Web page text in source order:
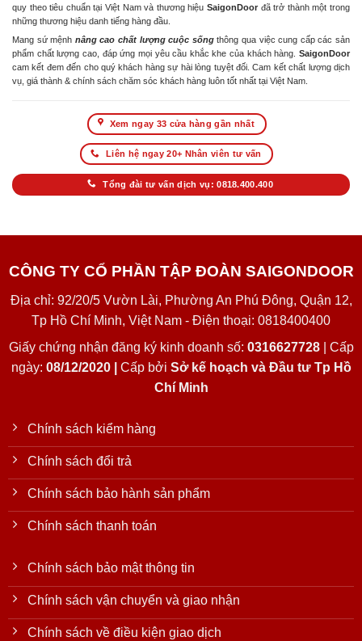
quy theo tiêu chuẩn tại Việt Nam và thương hiệu SaigonDoor đã trở thành một trong
những thương hiệu danh tiếng hàng đầu.
Mang sứ mệnh nâng cao chất lượng cuộc sốngthông qua việc cung cấp các sản
phẩm chất lượng cao, đáp ứng mọi yêu cầu khắc khe của khách hàng. SaigonDoor
cam kết đem đến cho quý khách hàng sự hài lòng tuyệt đối. Cam kết chất lượng dịch
vụ, giá thành & chính sách chăm sóc khách hàng luôn tốt nhất tại Việt Nam.
Xem ngay 33 cửa hàng gần nhất
Liên hệ ngay 20+ Nhân viên tư vấn
Tổng đài tư vấn dịch vụ: 0818.400.400
CÔNG TY CỔ PHẦN TẬP ĐOÀN SAIGONDOOR
Địa chỉ: 92/20/5 Vườn Lài, Phường An Phú Đông, Quận 12,
Tp Hồ Chí Minh, Việt Nam - Điện thoại: 0818400400
Giấy chứng nhận đăng ký kinh doanh số: 0316627728| Cấp
ngày: 08/12/2020 | Cấp bởi Sở kế hoạch và Đầu tư Tp Hồ
Chí Minh
Chính sách kiểm hàng
Chính sách đổi trả
Chính sách bảo hành sản phẩm
Chính sách thanh toán
Chính sách bảo mật thông tin
Chính sách vận chuyển và giao nhận
Chính sách về điều kiện giao dịch